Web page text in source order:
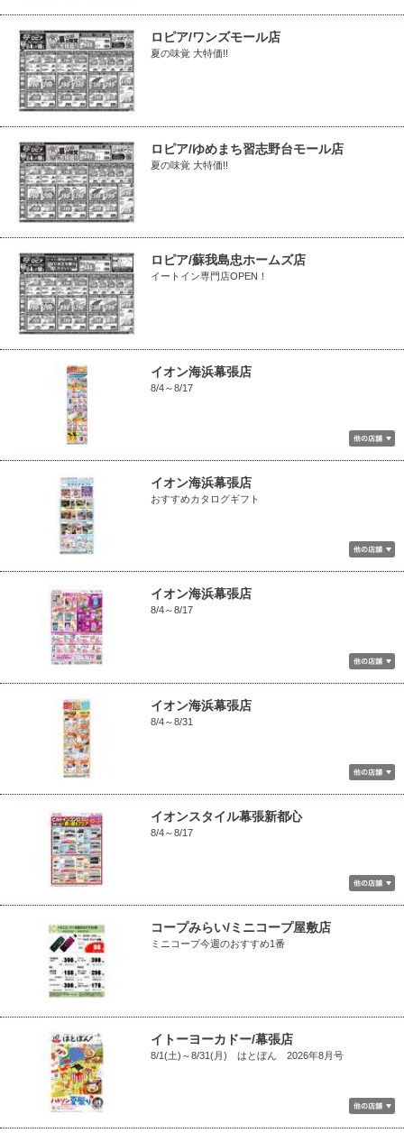
ロピア/ワンズモール店
夏の味覚 大特価!!
ロピア/ゆめまち習志野台モール店
夏の味覚 大特価!!
ロピア/蘇我島忠ホームズ店
イートイン専門店OPEN！
イオン海浜幕張店
8/4～8/17
イオン海浜幕張店
おすすめカタログギフト
イオン海浜幕張店
8/4～8/17
イオン海浜幕張店
8/4～8/31
イオンスタイル幕張新都心
8/4～8/17
コープみらい/ミニコープ屋敷店
ミニコープ今週のおすすめ1番
イトーヨーカドー/幕張店
8/1(土)～8/31(月) はとぼん 2026年8月号